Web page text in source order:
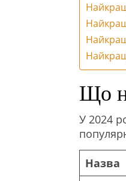
Що
У 2024
Назва